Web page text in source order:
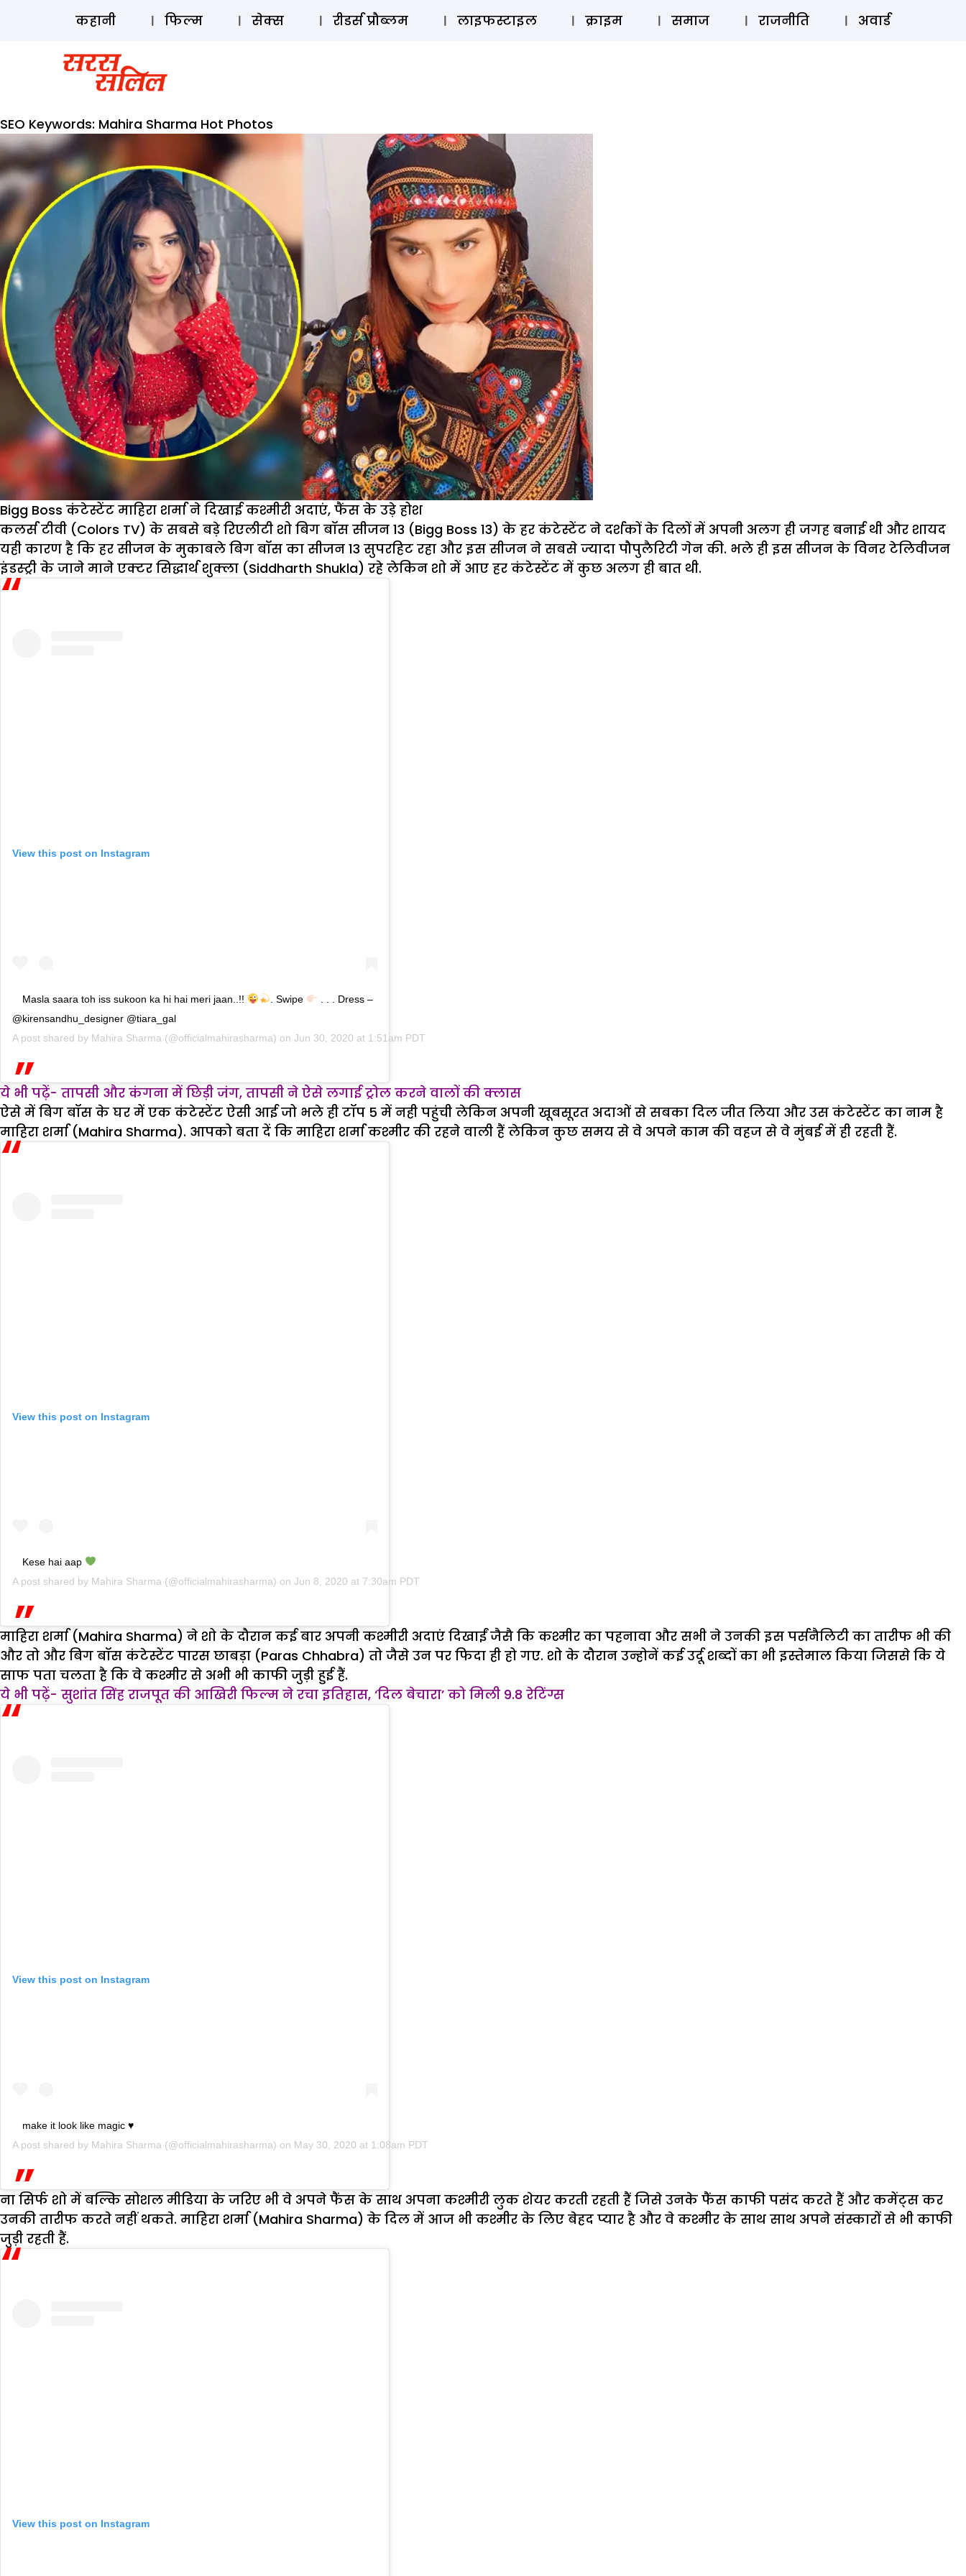
ऑडियो स्टोरी लॉग इन ⚲ SUBSCRIBE
कहानी फिल्म सेक्स रीडर्स प्रौब्लम लाइफस्टाइल क्राइम समाज राजनीति अवार्ड
SEO Keywords: Mahira Sharma Hot Photos
Bigg Boss कंटेस्टेंट माहिरा शर्मा ने दिखाई कश्मीरी अदाएं, फैंस के उड़े होश
कलर्स टीवी (Colors TV) के सबसे बड़े रिएलीटी शो बिग बॉस सीजन 13 (Bigg Boss 13) के हर कंटेस्टेंट ने दर्शकों के दिलों में अपनी अलग ही जगह बनाई थी और शायद
यही कारण है कि हर सीजन के मुकाबले बिग बॉस का सीजन 13 सुपरहिट रहा और इस सीजन ने सबसे ज्यादा पौपुलैरिटी गेन की. भले ही इस सीजन के विनर टेलिवीजन
इंडस्ट्री के जाने माने एक्टर सिद्धार्थ शुक्ला (Siddharth Shukla) रहे लेकिन शो में आए हर कंटेस्टेंट में कुछ अलग ही बात थी.
View this post on Instagram
Masla saara toh iss sukoon ka hi hai meri jaan..!! . Swipe
. . . Dress –
@kirensandhu_designer @tiara_gal
A post shared by Mahira Sharma (@officialmahirasharma) on Jun 30, 2020 at 1:51am PDT
ये भी पढ़ें- तापसी और कंगना में छिड़ी जंग, तापसी ने ऐसे लगाई ट्रोल करने वालों की क्लास
ऐसे में बिग बॉस के घर में एक कंटेस्टेंट ऐसी आई जो भले ही टॉप 5 में नही पहुंची लेकिन अपनी खूबसूरत अदाओं से सबका दिल जीत लिया और उस कंटेस्टेंट का नाम है
माहिरा शर्मा (Mahira Sharma). आपको बता दें कि माहिरा शर्मा कश्मीर की रहने वाली हैं लेकिन कुछ समय से वे अपने काम की वहज से वे मुंबई में ही रहती हैं.
View this post on Instagram
Kese hai aap
A post shared by Mahira Sharma (@officialmahirasharma) on Jun 8, 2020 at 7:30am PDT
माहिरा शर्मा (Mahira Sharma) ने शो के दौरान कई बार अपनी कश्मीरी अदाएं दिखाईं जैसै कि कश्मीर का पहनावा और सभी ने उनकी इस पर्सनैलिटी का तारीफ भी की
और तो और बिग बॉस कंटेस्टेंट पारस छाबड़ा (Paras Chhabra) तो जैसे उन पर फिदा ही हो गए. शो के दौरान उन्होनें कई उर्दू शब्दों का भी इस्तेमाल किया जिससे कि ये
साफ पता चलता है कि वे कश्मीर से अभी भी काफी जुड़ी हुई हैं.
ये भी पढ़ें- सुशांत सिंह राजपूत की आखिरी फिल्म ने रचा इतिहास, ‘दिल बेचारा’ को मिली 9.8 रेटिंग्स
View this post on Instagram
make it look like magic ♥️
A post shared by Mahira Sharma (@officialmahirasharma) on May 30, 2020 at 1:08am PDT
ना सिर्फ शो में बल्कि सोशल मीडिया के जरिए भी वे अपने फैंस के साथ अपना कश्मीरी लुक शेयर करती रहती हैं जिसे उनके फैंस काफी पसंद करते हैं और कमेंट्स कर
उनकी तारीफ करते नहीं थकते. माहिरा शर्मा (Mahira Sharma) के दिल में आज भी कश्मीर के लिए बेहद प्यार है और वे कश्मीर के साथ साथ अपने संस्कारों से भी काफी
जुड़ी रहती हैं.
View this post on Instagram